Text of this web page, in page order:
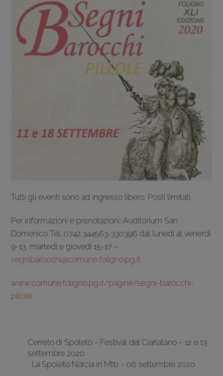
Tutti gli eventi sono ad ingresso libero. Posti limitati.
Per informazioni e prenotazioni: Auditorium San
Domenico Tel. 0742 344563-330396 dal lunedì al venerdì
9-13, martedì e giovedì 15-17 –
segnibarocchi@comune.foligno.pg.it
www.comune.foligno.pg.it/pagine/segni-barocchi-
pillole
Cerreto di Spoleto – Festival del Ciarlatano – 12 e 13
settembre 2020
La Spoleto Norcia in Mtb – 06 settembre 2020